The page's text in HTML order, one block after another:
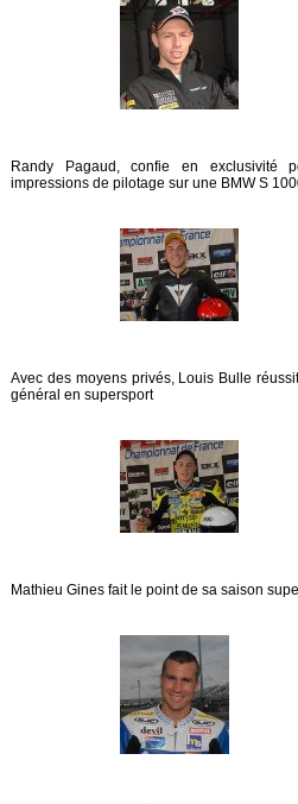
Randy Pagaud, confie en exclusivité
impressions de pilotage sur une BMW S
Avec des moyens privés, Louis Bulle
général en supersport
Mathieu Gines fait le point de sa saison